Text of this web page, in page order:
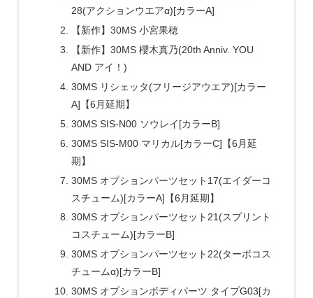
28(アクションウエアα)[カラーA]
【新作】30MS 小宮果穂
【新作】30MS 櫻木真乃(20th Anniv. YOU
AND アイ！)
30MS リシェッタ(フリージアウエア)[カラー
A]【6月延期】
30MS SIS-N00 ソウレイ[カラーB]
30MS SIS-M00 マリカル[カラーC]【6月延
期】
30MS オプションパーツセット17(エイダーコ
スチューム)[カラーA]【6月延期】
30MS オプションパーツセット21(スプリント
コスチューム)[カラーB]
30MS オプションパーツセット22(ターボコス
チュームα)[カラーB]
30MS オプションボディパーツ タイプG03[カ